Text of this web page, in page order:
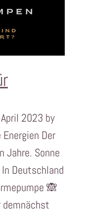
2023 by
Der
Jahre. Sonne
Deutschland
🙈